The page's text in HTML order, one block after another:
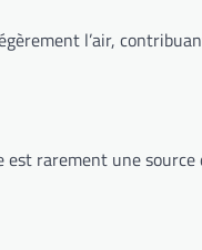
l’air,
rarement une